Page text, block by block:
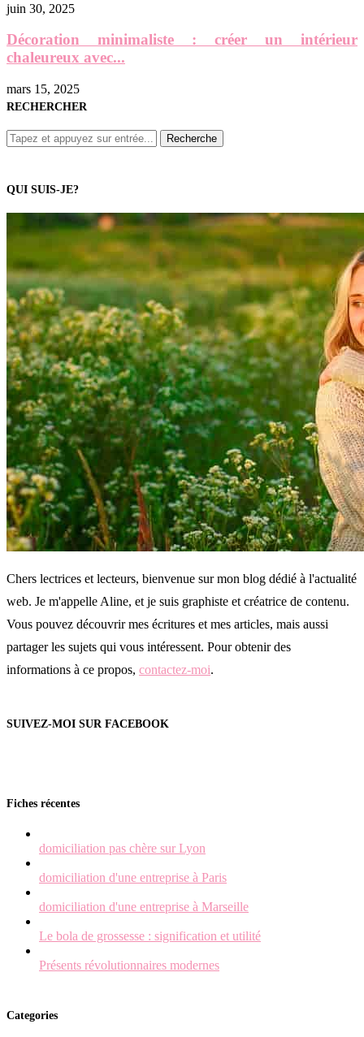
juin 30, 2025
Décoration minimaliste : créer un intérieur
chaleureux avec...
mars 15, 2025
RECHERCHER
QUI SUIS-JE?
Chers lectrices et lecteurs, bienvenue sur mon blog dédié à l'actualité
web. Je m'appelle Aline, et je suis graphiste et créatrice de contenu.
Vous pouvez découvrir mes écritures et mes articles, mais aussi
partager les sujets qui vous intéressent. Pour obtenir des
informations à ce propos, contactez-moi.
SUIVEZ-MOI SUR FACEBOOK
Fiches récentes
domiciliation pas chère sur Lyon
domiciliation d'une entreprise à Paris
domiciliation d'une entreprise à Marseille
Le bola de grossesse : signification et utilité
Présents révolutionnaires modernes
Categories